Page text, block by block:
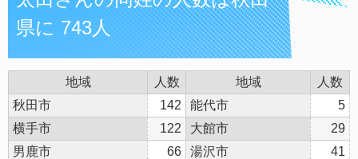
県に 743人
地域 人数 地域
人数
秋田市
142 能代市
5
横手市
122 大館市
29
男鹿市
66 湯沢市
41